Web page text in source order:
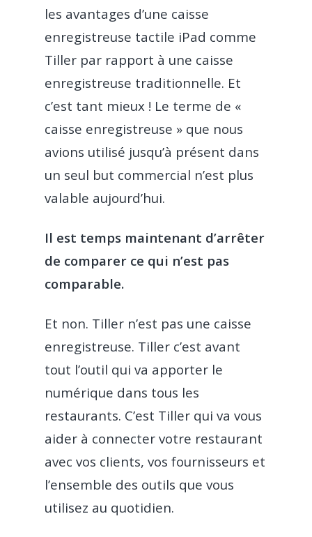
les avantages d’une caisse
enregistreuse tactile iPad comme
Tiller par rapport à une caisse
enregistreuse traditionnelle. Et
c’est tant mieux ! Le terme de «
caisse enregistreuse » que nous
avions utilisé jusqu’à présent dans
un seul but commercial n’est plus
valable aujourd’hui.
Il est temps maintenant d’arrêter
de comparer ce qui n’est pas
comparable.
Et non. Tiller n’est pas une caisse
enregistreuse. Tiller c’est avant
tout l’outil qui va apporter le
numérique dans tous les
restaurants. C’est Tiller qui va vous
aider à connecter votre restaurant
avec vos clients, vos fournisseurs et
l’ensemble des outils que vous
utilisez au quotidien.